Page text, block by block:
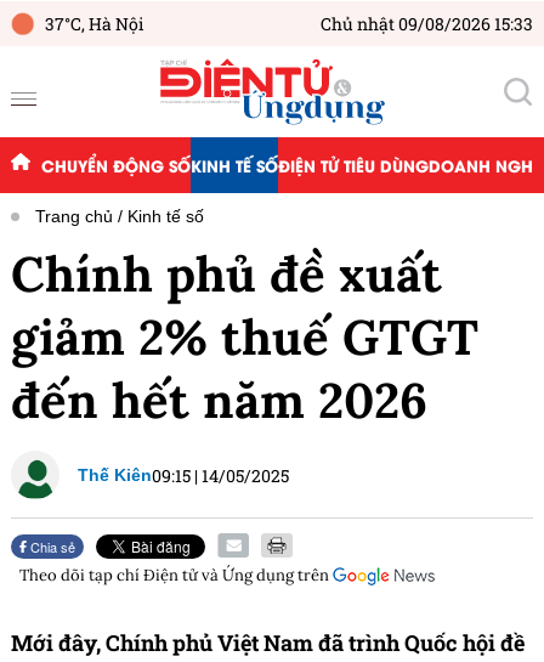
37°C,Hà Nội Chủ nhật 09/08/2026 15:33
CHUYỂN ĐỘNG SỐKINH TẾ SỐĐIỆN TỬ TIÊU DÙNGDOANH
Trang chủ Kinh tế số
Chính phủ đề xuất
giảm 2% thuế GTGT
đến hết năm 2026
Thế Kiên09:15 |14/05/2025
Chia sẻ
Theo dõi tạp chíĐiện tử và Ứng dụngtrên
Mới đây, Chính phủ Việt Nam đã trình Quốc hội đề